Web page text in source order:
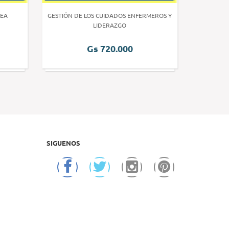
GESTIÓN DE LOS CUIDADOS ENFERMEROS Y
LIDERAZGO
Gs 720.000
SIGUENOS